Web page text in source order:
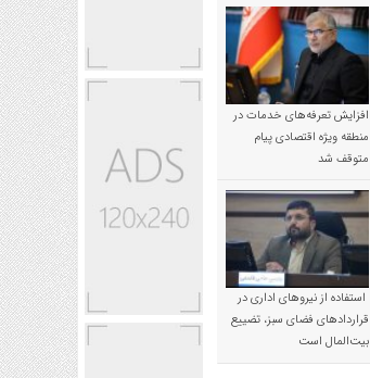
افزایش تعرفه‌های خدمات در
منطقه ویژه اقتصادی پیام
متوقف شد
استفاده از نیروهای اداری در
قراردادهای فضای سبز، تضییع
بیت‌المال است